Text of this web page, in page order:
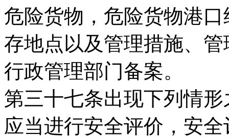
危险货物，危险货物港
存地点以及管理措施、
行政管理部门备案。
第三十七条出现下列情
应当进行安全评价，安